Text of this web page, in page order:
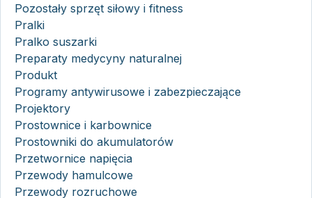
Pozostały sprzęt siłowy i fitness
Pralki
Pralko suszarki
Preparaty medycyny naturalnej
Produkt
Programy antywirusowe i zabezpieczające
Projektory
Prostownice i karbownice
Prostowniki do akumulatorów
Przetwornice napięcia
Przewody hamulcowe
Przewody rozruchowe